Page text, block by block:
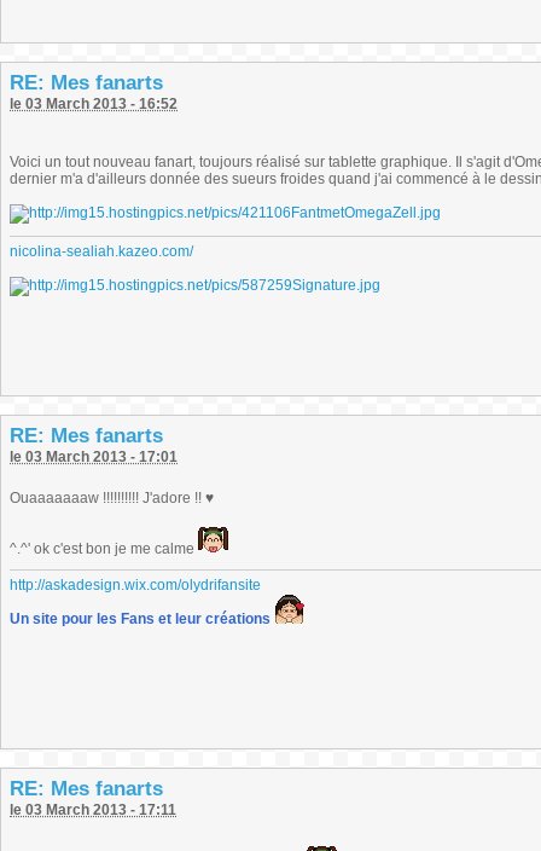
RE: Mes fanarts
le 03 March 2013 - 16:52
Voici un tout nouveau fanart, toujours réalisé sur tablette graphique. Il s'agit
dernier m'a d'ailleurs donnée des sueurs froides quand j'ai commencé à le
nicolina-sealiah.kazeo.com/
RE: Mes fanarts
le 03 March 2013 - 17:01
Ouaaaaaaaw !!!!!!!!!! J'adore !! ♥
^.^' ok c'est bon je me calme
http://askadesign.wix.com/olydrifansite
Un site pour les Fans et leur créations
RE: Mes fanarts
le 03 March 2013 - 17:11